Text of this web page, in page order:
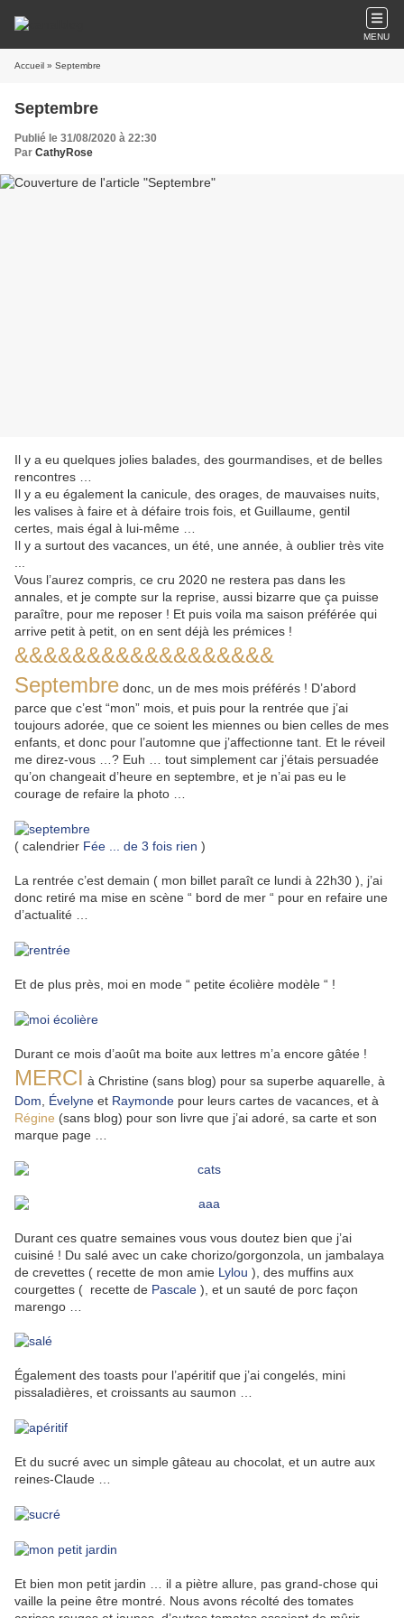
MENU
Accueil » Septembre
Septembre
Publié le 31/08/2020 à 22:30
Par CathyRose
Il y a eu quelques jolies balades, des gourmandises, et de belles
rencontres …
Il y a eu également la canicule, des orages, de mauvaises nuits,
les valises à faire et à défaire trois fois, et Guillaume, gentil
certes, mais égal à lui-même …
Il y a surtout des vacances, un été, une année, à oublier très vite
Vous l’aurez compris, ce cru 2020 ne restera pas dans les
annales, et je compte sur la reprise, aussi bizarre que ça puisse
paraître, pour me reposer ! Et puis voila ma saison préférée qui
arrive petit à petit, on en sent déjà les prémices !
&&&&&&&&&&&&&&&&&&
Septembre donc, un de mes mois préférés ! D’abord
parce que c’est “mon” mois, et puis pour la rentrée que j’ai
toujours adorée, que ce soient les miennes ou bien celles de mes
enfants, et donc pour l’automne que j’affectionne tant. Et le réveil
me direz-vous …? Euh … tout simplement car j’étais persuadée
qu’on changeait d’heure en septembre, et je n’ai pas eu le
courage de refaire la photo …
( calendrier Fée ... de 3 fois rien )
La rentrée c’est demain ( mon billet paraît ce lundi à 22h30 ), j’ai
donc retiré ma mise en scène “ bord de mer “ pour en refaire une
d’actualité …
Et de plus près, moi en mode “ petite écolière modèle “ !
Durant ce mois d’août ma boite aux lettres m’a encore gâtée !
MERCI à Christine (sans blog) pour sa superbe aquarelle, à
Dom
Évelyne et Raymonde pour leurs cartes de vacances, et à
Régine (sans blog) pour son livre que j’ai adoré, sa carte et son
marque page …
Durant ces quatre semaines vous vous doutez bien que j’ai
cuisiné ! Du salé avec un cake chorizo/gorgonzola, un jambalaya
de crevettes ( recette de mon amie Lylou ), des muffins aux
courgettes ( recette de Pascale ), et un sauté de porc façon
marengo …
Également des toasts pour l’apéritif que j’ai congelés, mini
pissaladières, et croissants au saumon …
Et du sucré avec un simple gâteau au chocolat, et un autre aux
reines-Claude …
Et bien mon petit jardin … il a piètre allure, pas grand-chose qui
vaille la peine être montré. Nous avons récolté des tomates